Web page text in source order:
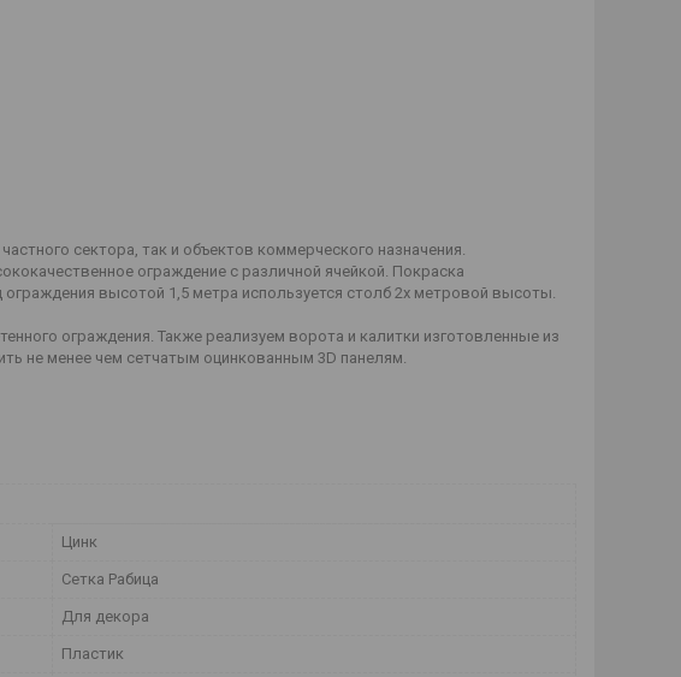
сектора, так и объектов коммерческого назначения.
ограждение с различной ячейкой. Покраска
ограждения высотой 1,5 метра используется столб 2х метровой высоты.
ограждения. Также реализуем ворота и калитки изготовленные из
не менее чем сетчатым оцинкованным 3D панелям.
Цинк
Сетка Рабица
Для декора
Пластик